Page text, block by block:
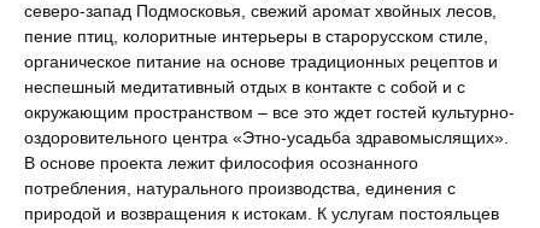
северо-запад Подмосковья, свежий аромат хвойных лесов,
пение птиц, колоритные интерьеры в старорусском стиле,
органическое питание на основе традиционных рецептов и
неспешный медитативный отдых в контакте с собой и с
окружающим пространством – все это ждет гостей культурно-
оздоровительного центра «Этно-усадьба здравомыслящих».
В основе проекта лежит философия осознанного
потребления, натурального производства, единения с
природой и возвращения к истокам. К услугам постояльцев